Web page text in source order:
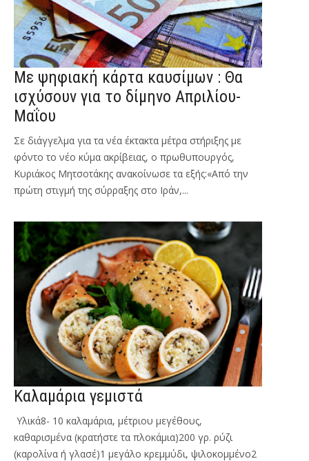
Με ψηφιακή κάρτα καυσίμων : Θα
ισχύσουν για το δίμηνο Απριλίου-
Μαΐου
Σε διάγγελμα για τα νέα έκτακτα μέτρα στήριξης με
φόντο το νέο κύμα ακρίβειας, ο πρωθυπουργός,
Κυριάκος Μητσοτάκης ανακοίνωσε τα εξής:«Από την
πρώτη στιγμή της σύρραξης στο Ιράν,...
Καλαμάρια γεμιστά
Υλικά8- 10 καλαμάρια, μέτριου μεγέθους,
καθαρισμένα (κρατήστε τα πλοκάμια)200 γρ. ρύζι
(καρολίνα ή γλασέ)1 μεγάλο κρεμμύδι, ψιλοκομμένο2